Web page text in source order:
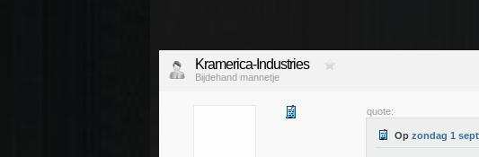
Kramerica-Industries
Bijdehand mannetje
quote:
Op zondag 1